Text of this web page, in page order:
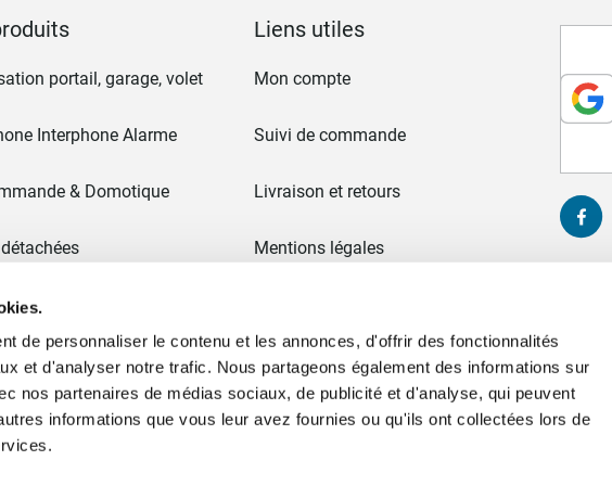
de personnaliser le contenu et les annonces, d'offrir des fonctionnalités
et d'analyser notre trafic. Nous partageons également des informations sur
nos partenaires de médias sociaux, de publicité et d'analyse, qui peuvent
informations que vous leur avez fournies ou qu'ils ont collectées lors de
portail, garage, volet
Interphone Alarme
& Domotique
Portails
Liens utiles
Mon compte
Suivi de commande
Livraison et retours
Mentions légales
Paiement en 3x sans frais
Ancien site